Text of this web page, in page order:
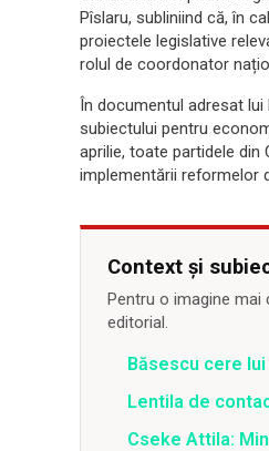
Pîslaru, subliniind că, în
proiectele legislative
rolul de coordonator
În documentul adresat lui
subiectului pentru
aprilie, toate partidele
implementării reformelor
Context și
Pentru o imagine
editorial.
Băsescu cere
Lentila de
Cseke Attila: